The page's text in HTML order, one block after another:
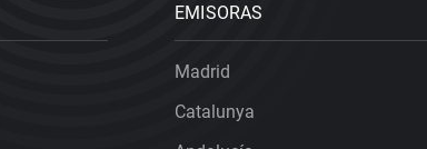
EMISORAS
Madrid
Catalunya